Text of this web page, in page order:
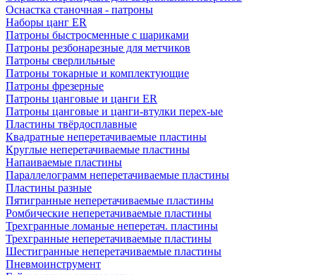
Оснастка станочная - патроны
Наборы цанг ER
Патроны быстросменные с шариками
Патроны резбонарезные для метчиков
Патроны сверлильные
Патроны токарные и комплектующие
Патроны фрезерные
Патроны цанговые и цанги ER
Патроны цанговые и цанги-втулки перех-ые
Пластины твёрдосплавные
Квадратные неперетачиваемые пластины
Круглые неперетачиваемые пластины
Напаиваемые пластины
Параллелограмм неперетачиваемые пластины
Пластины разные
Пятигранные неперетачиваемые пластины
Ромбические неперетачиваемые пластины
Трехгранные ломаные неперетач. пластины
Трехгранные неперетачиваемые пластины
Шестигранные неперетачиваемые пластины
Пневмоинструмент